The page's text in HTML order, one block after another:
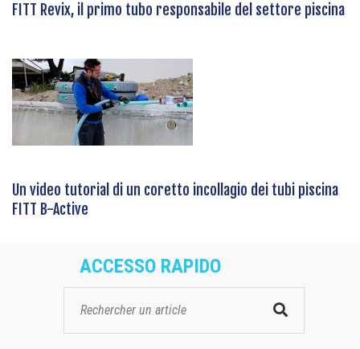
FITT Revix, il primo tubo responsabile del settore piscina
Un video tutorial di un coretto incollagio dei tubi piscina
FITT B-Active
ACCESSO RAPIDO